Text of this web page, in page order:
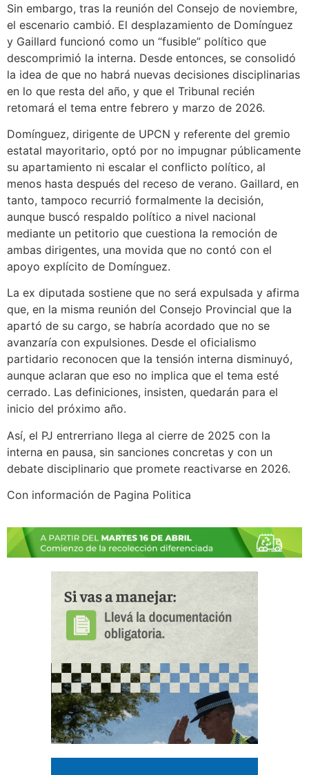
Sin embargo, tras la reunión del Consejo de noviembre,
el escenario cambió. El desplazamiento de Domínguez
y Gaillard funcionó como un “fusible” político que
descomprimió la interna. Desde entonces, se consolidó
la idea de que no habrá nuevas decisiones disciplinarias
en lo que resta del año, y que el Tribunal recién
retomará el tema entre febrero y marzo de 2026.
Domínguez, dirigente de UPCN y referente del gremio
estatal mayoritario, optó por no impugnar públicamente
su apartamiento ni escalar el conflicto político, al
menos hasta después del receso de verano. Gaillard, en
tanto, tampoco recurrió formalmente la decisión,
aunque buscó respaldo político a nivel nacional
mediante un petitorio que cuestiona la remoción de
ambas dirigentes, una movida que no contó con el
apoyo explícito de Domínguez.
La ex diputada sostiene que no será expulsada y afirma
que, en la misma reunión del Consejo Provincial que la
apartó de su cargo, se habría acordado que no se
avanzaría con expulsiones. Desde el oficialismo
partidario reconocen que la tensión interna disminuyó,
aunque aclaran que eso no implica que el tema esté
cerrado. Las definiciones, insisten, quedarán para el
inicio del próximo año.
Así, el PJ entrerriano llega al cierre de 2025 con la
interna en pausa, sin sanciones concretas y con un
debate disciplinario que promete reactivarse en 2026.
Con información de Pagina Politica